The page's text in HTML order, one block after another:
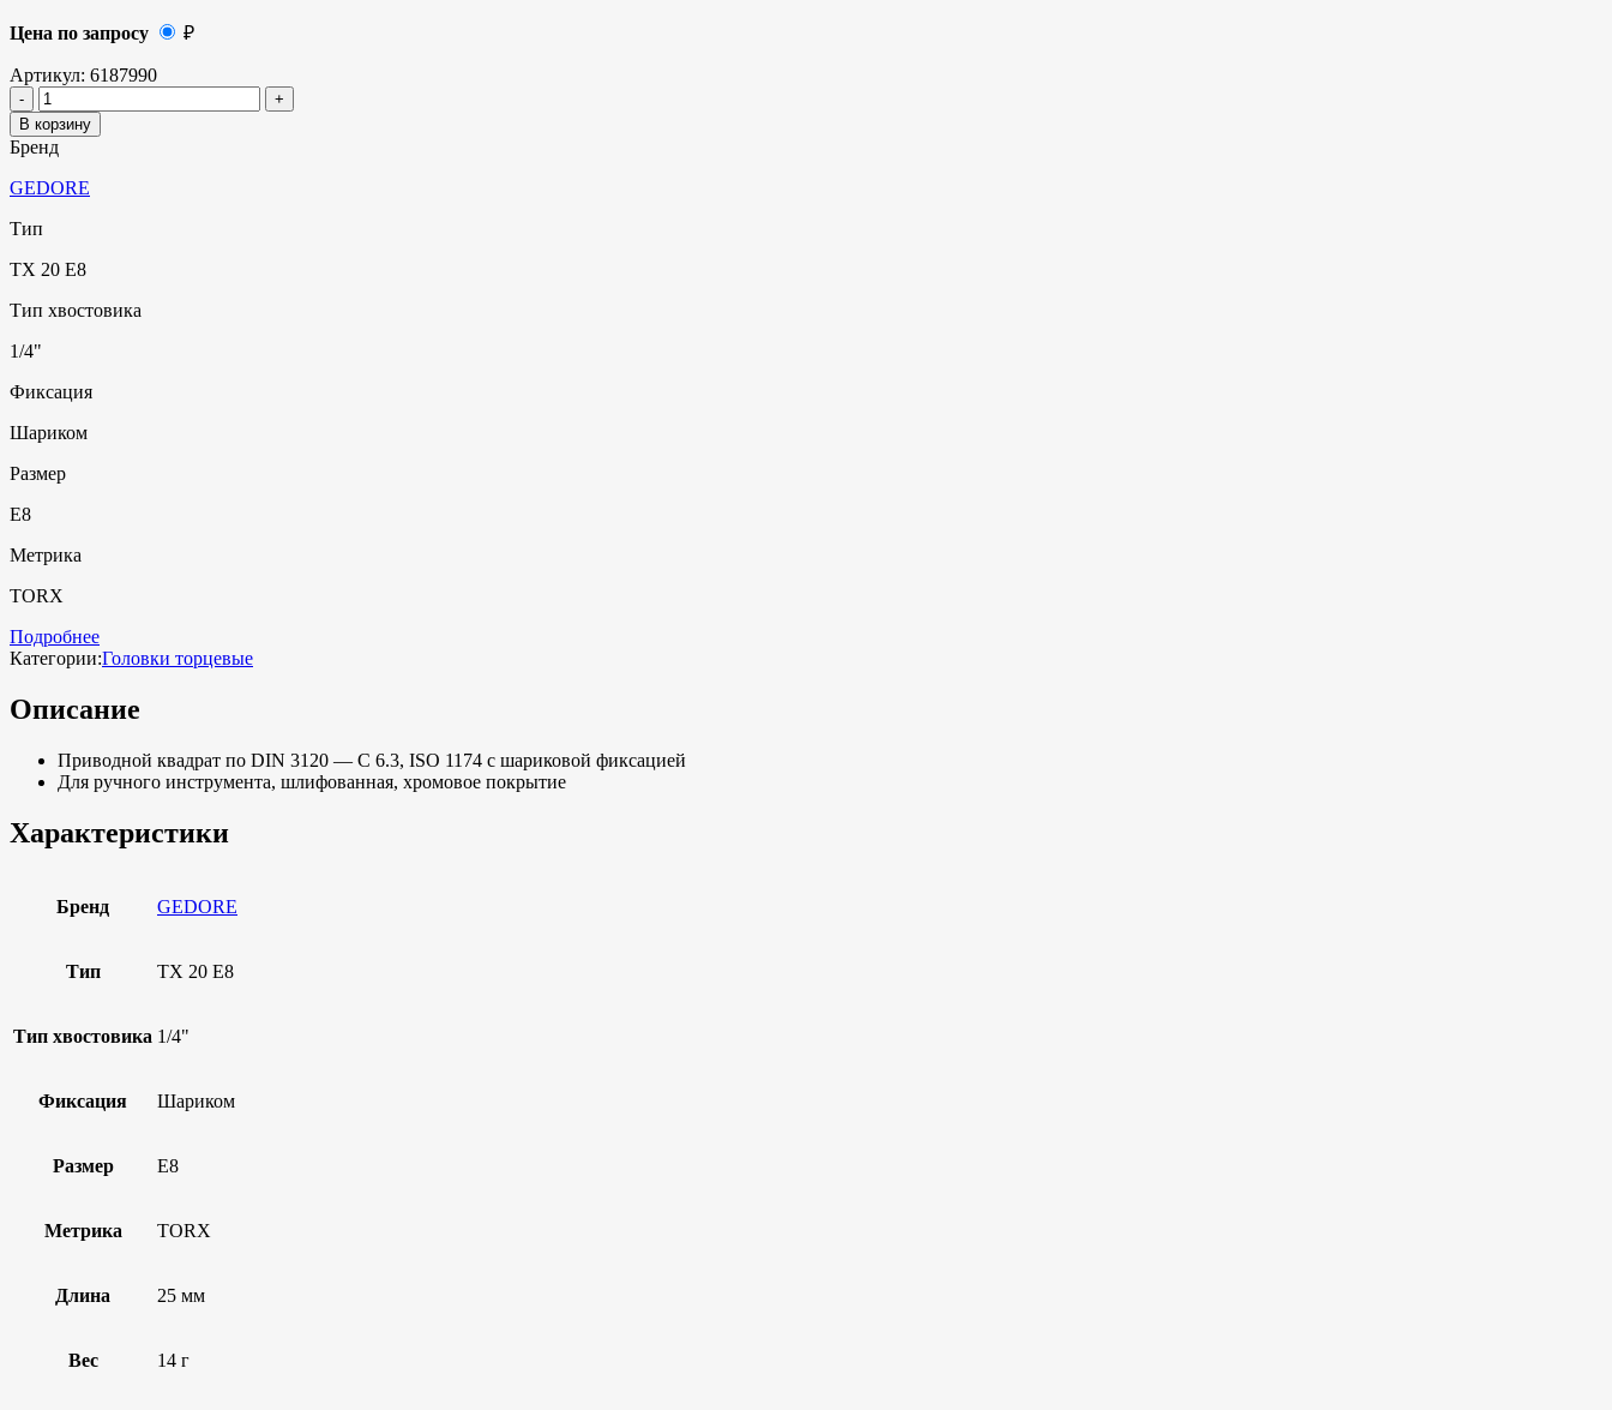
Цена по запросу ₽
Артикул: 6187990
В корзину
Бренд
GEDORE
Тип
TX 20 E8
Тип хвостовика
1/4"
Фиксация
Шариком
Размер
E8
Метрика
TORX
Подробнее
Категории:Головки торцевые
Описание
Приводной квадрат по DIN 3120 — C 6.3, ISO 1174 с шариковой фиксацией
Для ручного инструмента, шлифованная, хромовое покрытие
Характеристики
Бренд GEDORE
Тип TX 20 E8
Тип хвостовика 1/4"
Фиксация Шариком
Размер E8
Метрика TORX
Длина 25 мм
Вес 14 г